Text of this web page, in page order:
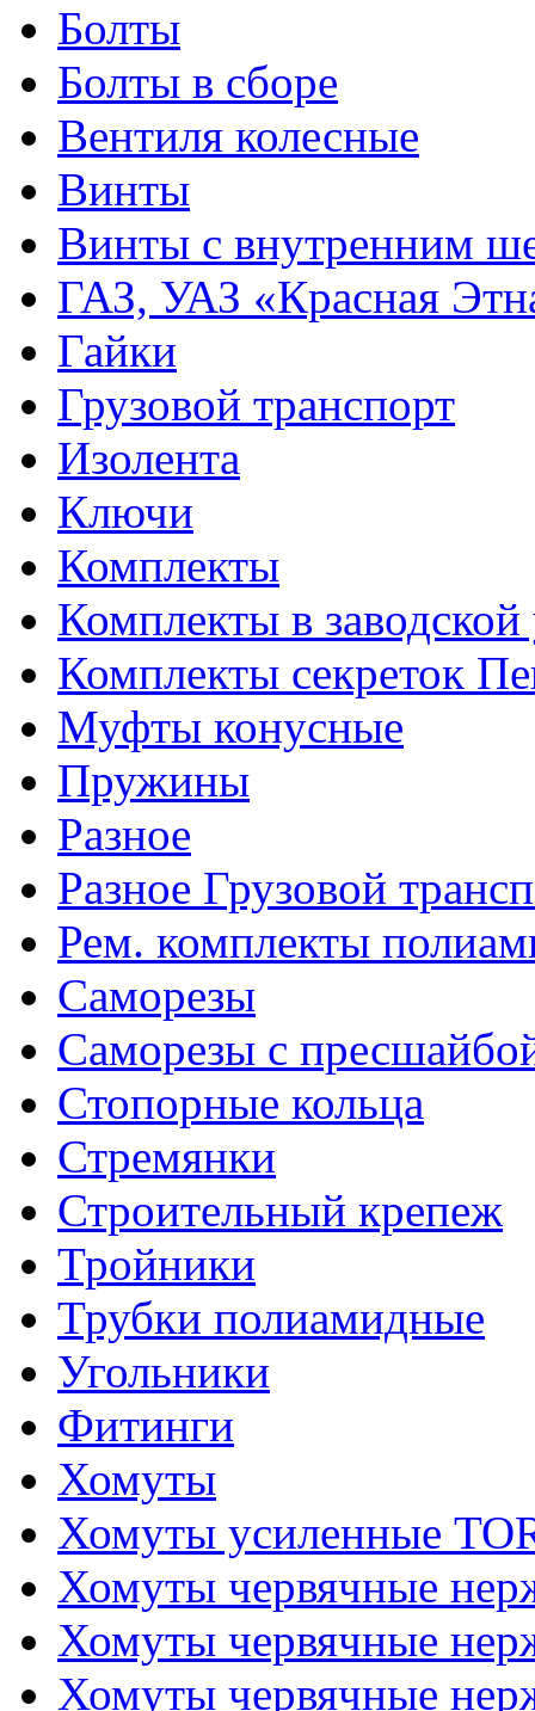
Болты
Болты в сборе
Вентиля колесные
Винты
Винты с внутренним
ГАЗ, УАЗ «Красная
Гайки
Грузовой транспорт
Изолента
Ключи
Комплекты
Комплекты в заводской
Комплекты секреток
Муфты конусные
Пружины
Разное
Разное Грузовой
Рем. комплекты
Саморезы
Саморезы с
Стопорные кольца
Стремянки
Строительный крепеж
Тройники
Трубки полиамидные
Угольники
Фитинги
Хомуты
Хомуты усиленные
Хомуты червячные
Хомуты червячные
Хомуты червячные